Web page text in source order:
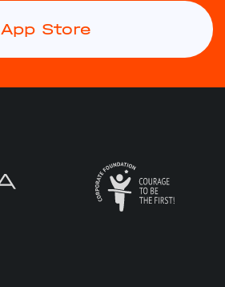
App Store